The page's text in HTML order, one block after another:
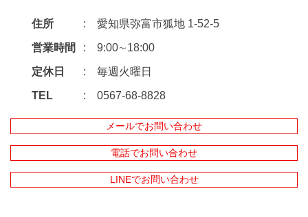
住所 愛知県弥富市狐地 1-52-5
営業時間 9:00∼18:00
定休日 毎週火曜日
TEL 0567-68-8828
メールでお問い合わせ
電話でお問い合わせ
LINEでお問い合わせ